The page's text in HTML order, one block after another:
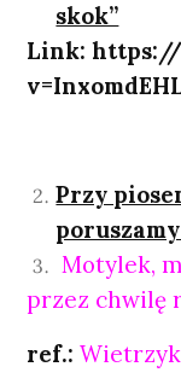
skok”
Link:https://
Przy
Motylek,
przez chwilę
ref.: Wietrzyk